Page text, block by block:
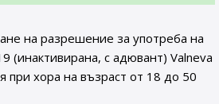
на разрешение за употреба на
(инактивирана, с адювант) Valneva
при хора на възраст от 18 до 50